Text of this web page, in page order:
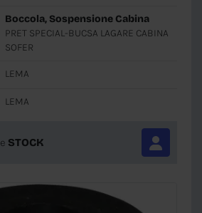
Boccola, Sospensione Cabina
PRET SPECIAL-BUCSA LAGARE CABINA
SOFER
LEMA
LEMA
e STOCK